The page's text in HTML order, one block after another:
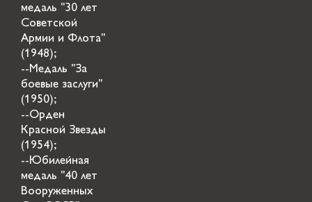
медаль "30 лет
Советской
Армии и Флота"
(1948);
--Медаль "За
боевые заслуги"
(1950);
--Орден
Красной Звезды
(1954);
--Юбилейная
медаль "40 лет
Вооруженных